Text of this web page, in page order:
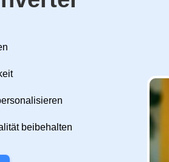
beibehalten